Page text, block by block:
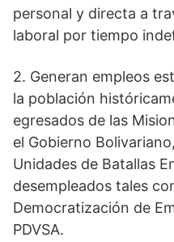
personal y directa a
laboral por tiempo
2. Generan empleos
la población
egresados de las
el Gobierno
Unidades de Batallas
desempleados tales
Democratización de
PDVSA.